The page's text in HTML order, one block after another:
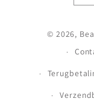
© 2026,